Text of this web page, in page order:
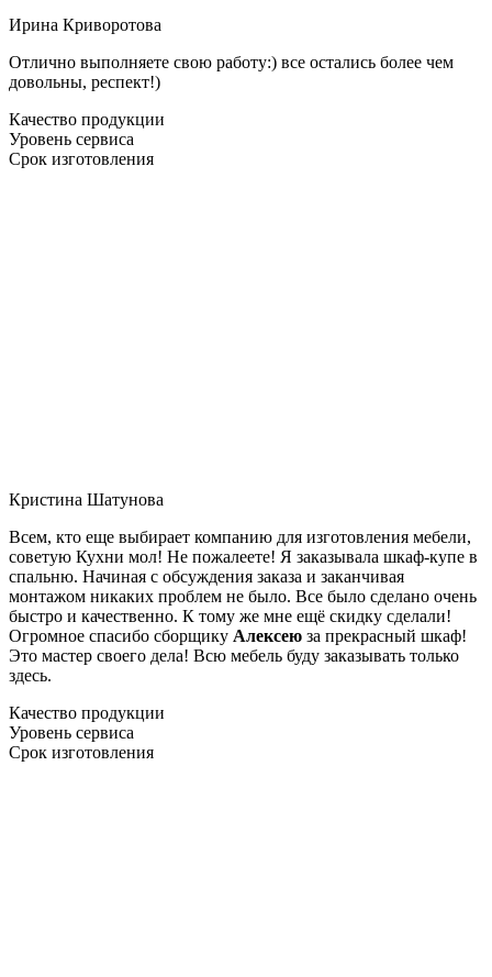
Ирина Криворотова
Отлично выполняете свою работу:) все остались более чем
довольны, респект!)
Качество продукции
Уровень сервиса
Срок изготовления
Кристина Шатунова
Всем, кто еще выбирает компанию для изготовления мебели,
советую Кухни мол! Не пожалеете! Я заказывала шкаф-купе в
спальню. Начиная с обсуждения заказа и заканчивая
монтажом никаких проблем не было. Все было сделано очень
быстро и качественно. К тому же мне ещё скидку сделали!
Огромное спасибо сборщику Алексею за прекрасный шкаф!
Это мастер своего дела! Всю мебель буду заказывать только
здесь.
Качество продукции
Уровень сервиса
Срок изготовления